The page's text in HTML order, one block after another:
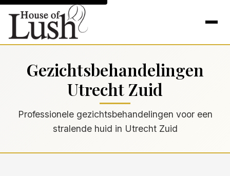
Gezichtsbehandelingen
Utrecht Zuid
Professionele gezichtsbehandelingen voor een
stralende huid in Utrecht Zuid